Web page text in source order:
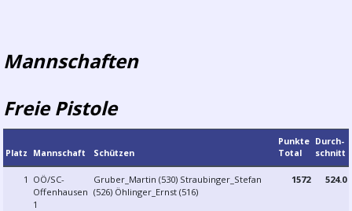
Mannschaften
Freie Pistole
Platz Mannschaft Schützen
Punkte
Total
Durch­
schnitt
1 OÖ/SC-
Offenhausen
1
Gruber_Martin (530) Straubinger_Stefan
(526) Öhlinger_Ernst (516)
1572 524.0